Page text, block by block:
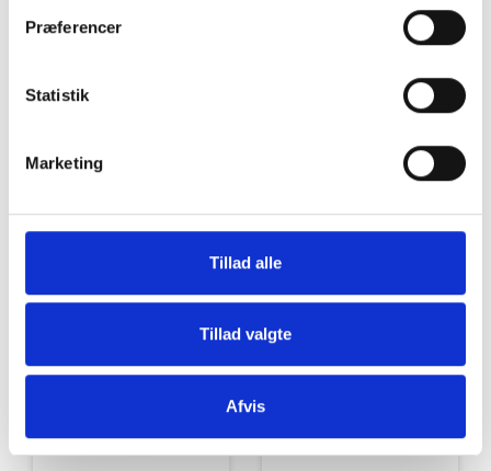
Præferencer
Statistik
Marketing
Tillad alle
Tillad valgte
Afvis
Grill og Tilbehør Indvendigt Udstyr